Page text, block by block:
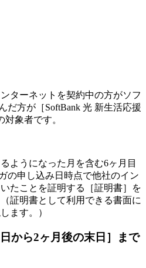
ターネットを契約中の方がソフ
だ方が［SoftBank 光 新生活応援
象者です。
ようになった月を含む6ヶ月目
の申し込み日時点で他社のイン
たことを証明する［証明書］を
証明書として利用できる書面に
ます。）
から2ヶ月後の末日］まで